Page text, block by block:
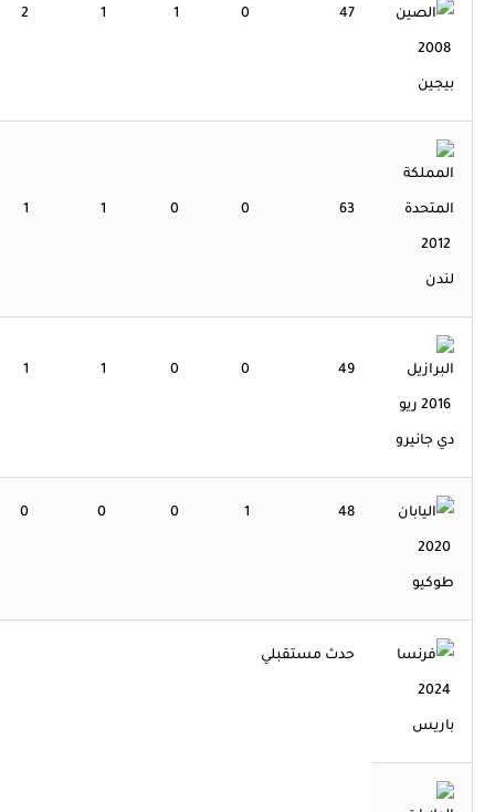
2008
بيجين
47
0
1
1
2
2012
لندن
63
0
0
1
1
2016 ريو
دي جانيرو
49
0
0
1
1
2020
طوكيو
48
1
0
0
0
2024
باريس
حدث مستقبلي